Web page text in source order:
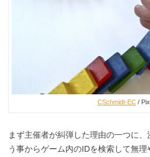
CSchmidt-EC /
まず主催者が糾弾した理由の一つに
う事からゲーム内のIDを検索して無